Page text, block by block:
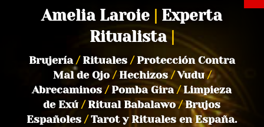
Amelia Laroie
Experta
Ritualista
Brujería /Rituales /Protección Contra
Mal de Ojo /Hechizos/Vudu/
Abrecaminos/Pomba Gira/Limpieza
de Exú/Ritual Babalawo/Brujos
Españoles/Tarot y Rituales en España.